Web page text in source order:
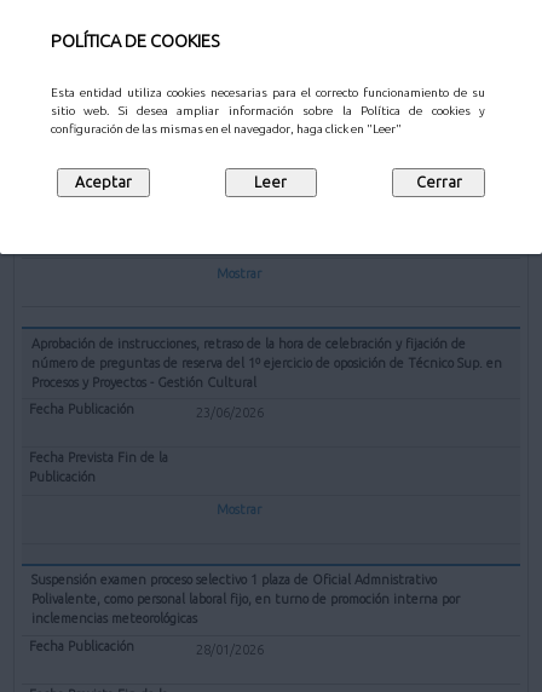
POLÍTICA DE COOKIES
Esta entidad utiliza cookies necesarias para el correcto funcionamiento de su
sitio web. Si desea ampliar información sobre la Política de cookies y
configuración de las mismas en el navegador, haga click en "Leer"
Nombramiento del puesto de trabajo denominado Intendente Jefe Policía
07/07/2026
Mostrar
Aprobación de instrucciones, retraso de la hora de celebración y fijación de
número de preguntas de reserva del 1º ejercicio de oposición de Técnico Sup. en
Procesos y Proyectos - Gestión Cultural
23/06/2026
Mostrar
Suspensión examen proceso selectivo 1 plaza de Oficial Admnistrativo
Polivalente, como personal laboral fijo, en turno de promoción interna por
inclemencias meteorológicas
28/01/2026